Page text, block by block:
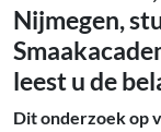
Nijmegen,
leest u de
Dit onderzoek op